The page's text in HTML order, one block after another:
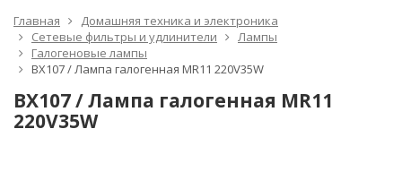
Главная
Домашняя техника и электроника
Сетевые фильтры и удлинители
Лампы
Галогеновые лампы
BХ107 / Лампа галогенная MR11 220V35W
BХ107 / Лампа галогенная MR11
220V35W